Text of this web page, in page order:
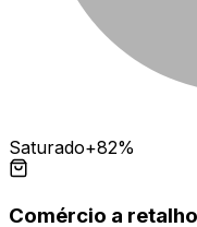
Saturado+82%
Comércio a